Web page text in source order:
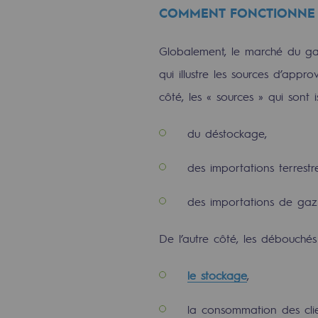
PARI 2035, le programme de
Sécurité et cybersécurité
Santé et sécurité au travail
Gouvernance
CADRE, le programme
Éthique et conformité
Achats responsables
COMMENT
Globalement, le marché du
qui illustre les sources
côté, les « sources » qui sont
du déstockage,
des importations
des importations de
De l’autre côté, les
le stockage,
la consommation des